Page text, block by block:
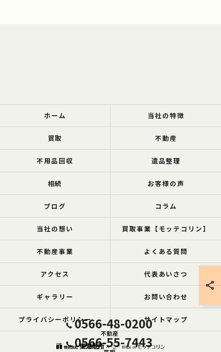
0566-48-0200
不動産
0566-55-7443
ホーム 当社の特徴
買取 不動産
不用品回収 遺品整理
相続 お客様の声
ブログ コラム
当社の想い 買取事業【モッテコリン】
不動産事業 よくある質問
アクセス 代表あいさつ
ギャラリー お問い合わせ
プライバシーポリシー サイトマップ